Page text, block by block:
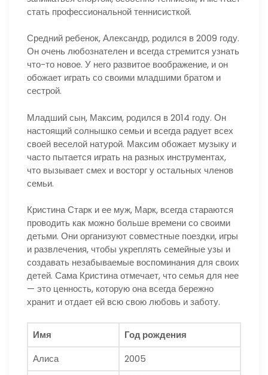
стать профессиональной теннисисткой.
Средний ребенок, Александр, родился в 2009 году.
Он очень любознателен и всегда стремится узнать
что-то новое. У него развитое воображение, и он
обожает играть со своими младшими братом и
сестрой.
Младший сын, Максим, родился в 2014 году. Он
настоящий солнышко семьи и всегда радует всех
своей веселой натурой. Максим обожает музыку и
часто пытается играть на разных инструментах,
что вызывает смех и восторг у остальных членов
семьи.
Кристина Старк и ее муж, Марк, всегда стараются
проводить как можно больше времени со своими
детьми. Они организуют совместные поездки, игры
и развлечения, чтобы укреплять семейные узы и
создавать незабываемые воспоминания для своих
детей. Сама Кристина отмечает, что семья для нее
— это ценность, которую она всегда бережно
хранит и отдает ей всю свою любовь и заботу.
Имя
Год рождения
Алиса
2005